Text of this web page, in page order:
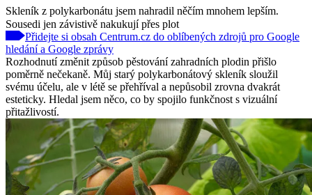
Skleník z polykarbonátu jsem nahradil něčím mnohem lepším.
Sousedi jen závistivě nakukují přes plot
Přidejte si obsah Centrum.cz do oblíbených zdrojů pro Google
hledání a Google zprávy
Rozhodnutí změnit způsob pěstování zahradních plodin přišlo
poměrně nečekaně. Můj starý polykarbonátový skleník sloužil
svému účelu, ale v létě se přehříval a nepůsobil zrovna dvakrát
esteticky. Hledal jsem něco, co by spojilo funkčnost s vizuální
přitažlivostí.